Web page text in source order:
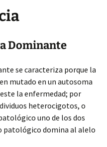
Dominante
se caracteriza porque la
mutado en un autosoma
la enfermedad; por
heterocigotos, o
uno de los dos
patológico domina al alelo